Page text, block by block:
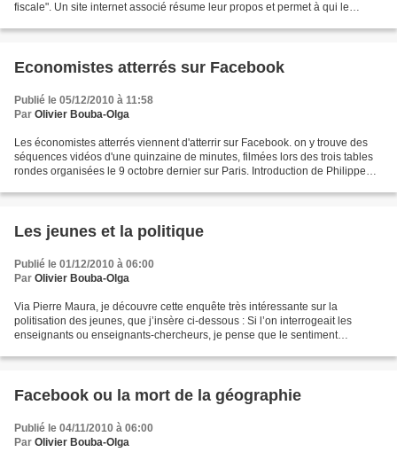
fiscale". Un site internet associé résume leur propos et permet à qui le
Economistes atterrés sur Facebook
Publié le 05/12/2010 à 11:58
Par Olivier Bouba-Olga
Les économistes atterrés viennent d'atterrir sur Facebook. on y trouve des
séquences vidéos d'une quinzaine de minutes, filmées lors des trois tables
rondes organisées le 9 octobre dernier sur Paris. Introduction de Philippe
Les jeunes et la politique
Publié le 01/12/2010 à 06:00
Par Olivier Bouba-Olga
Via Pierre Maura, je découvre cette enquête très intéressante sur la
politisation des jeunes, que j’insère ci-dessous : Si l’on interrogeait les
enseignants ou enseignants-chercheurs, je pense que le sentiment
Facebook ou la mort de la géographie
Publié le 04/11/2010 à 06:00
Par Olivier Bouba-Olga